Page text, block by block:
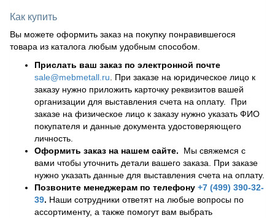
Как купить
Вы можете оформить заказ на покупку понравившегося
товара из каталога любым удобным способом.
Прислать ваш заказ по электронной почте
sale@mebmetall.ru . При заказе на юридическое лицо к
заказу нужно приложить карточку реквизитов вашей
организации для выставления счета на оплату. При
заказе на физическое лицо к заказу нужно указать ФИО
покупателя и данные документа удостоверяющего
личность.
Оформить заказ на нашем сайте. Мы свяжемся с
вами чтобы уточнить детали вашего заказа. При заказе
нужно указать данные для выставления счета на оплату.
Позвоните менеджерам по телефону +7 (499) 390-32-
39. Наши сотрудники ответят на любые вопросы по
ассортименту, а также помогут вам выбрать